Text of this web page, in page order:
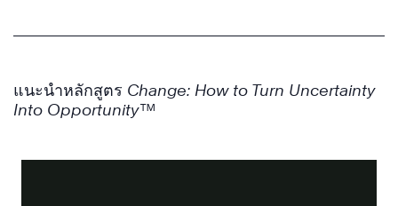
แนะนำหลักสูตร Change: How to Turn Uncertainty
Into Opportunity™